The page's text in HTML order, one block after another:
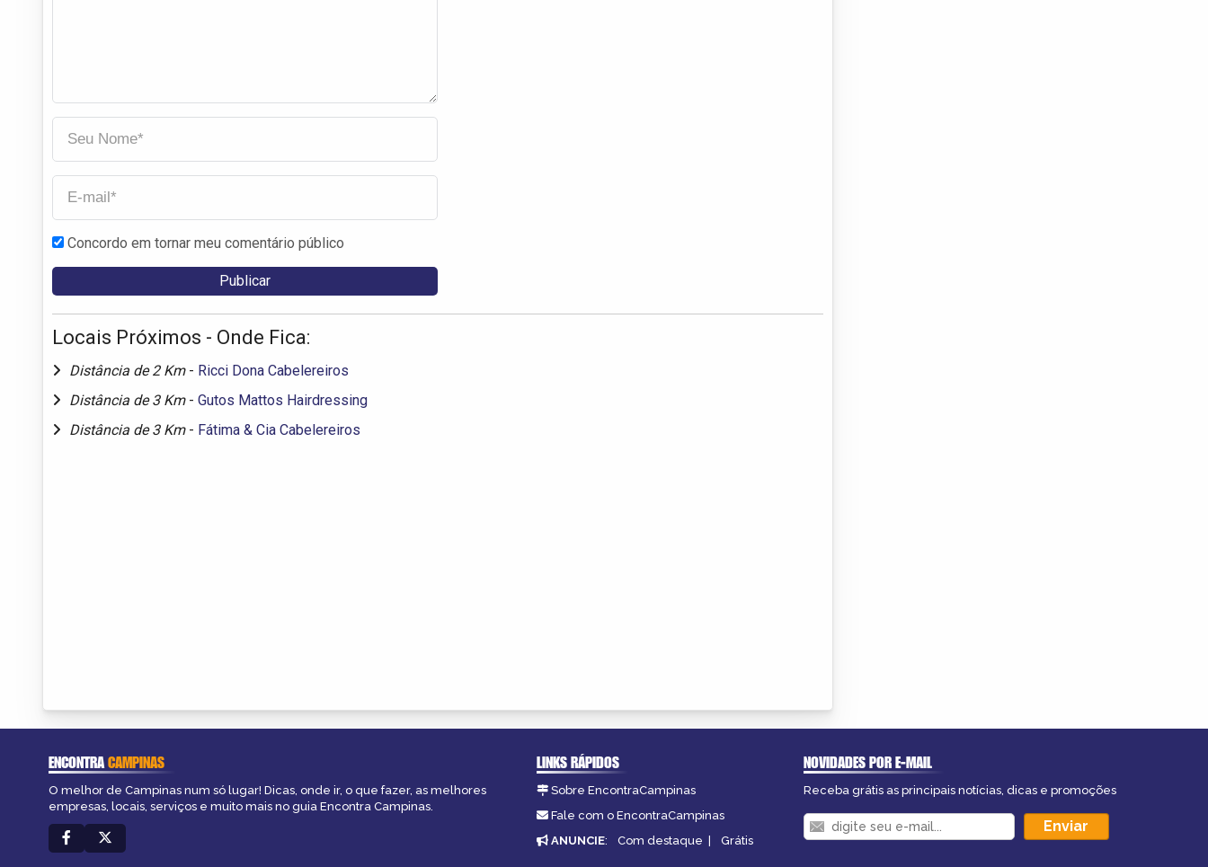
Concordo em tornar meu comentário público
Locais Próximos - Onde Fica:
Distância de 2 Km - Ricci Dona Cabelereiros
Distância de 3 Km - Gutos Mattos Hairdressing
Distância de 3 Km - Fátima & Cia Cabelereiros
ENCONTRACAMPINAS
O melhor de Campinas num só lugar! Dicas, onde ir, o que fazer, as melhores
empresas, locais, serviços e muito mais no guia Encontra Campinas.
LINKS RÁPIDOS
Sobre EncontraCampinas
Fale com o EncontraCampinas
ANUNCIE: Com destaque | Grátis
NOVIDADES POR E-MAIL
Receba grátis as principais notícias, dicas e promoções